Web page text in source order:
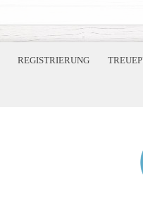
REGISTRIERUNG